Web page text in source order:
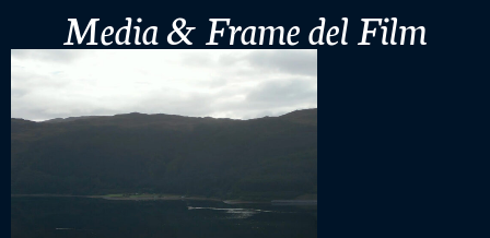
Media & Frame del Film